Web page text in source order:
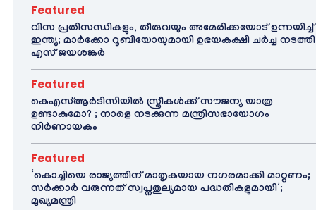
Featured
വിസ പ്രതിസന്ധികളും, തീരുവയും അമേരിക്കയോട് ഉന്നയിച്ച്
ഇന്ത്യ; മാർക്കോ റൂബിയോയുമായി ഉഭയകക്ഷി ചർച്ച നടത്തി
എസ് ജയശങ്കർ
Featured
കെഎസ്ആർടിസിയിൽ സ്ത്രീകൾക്ക് സൗജന്യ യാത്ര
ഉണ്ടാകുമോ? ; നാളെ നടക്കുന്ന മന്ത്രിസഭായോഗം
നിർണായകം
Featured
‘കൊച്ചിയെ രാജ്യത്തിന് മാതൃകയായ നഗരമാക്കി മാറ്റണം;
സർക്കാർ വരുന്നത് സ്വപ്നതുല്യമായ പദ്ധതികളുമായി’;
മുഖ്യമന്ത്രി